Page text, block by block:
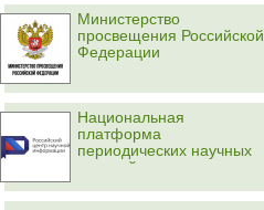
Министерство
просвещения Российской
Федерации
Национальная
платформа
периодических научных
изданий